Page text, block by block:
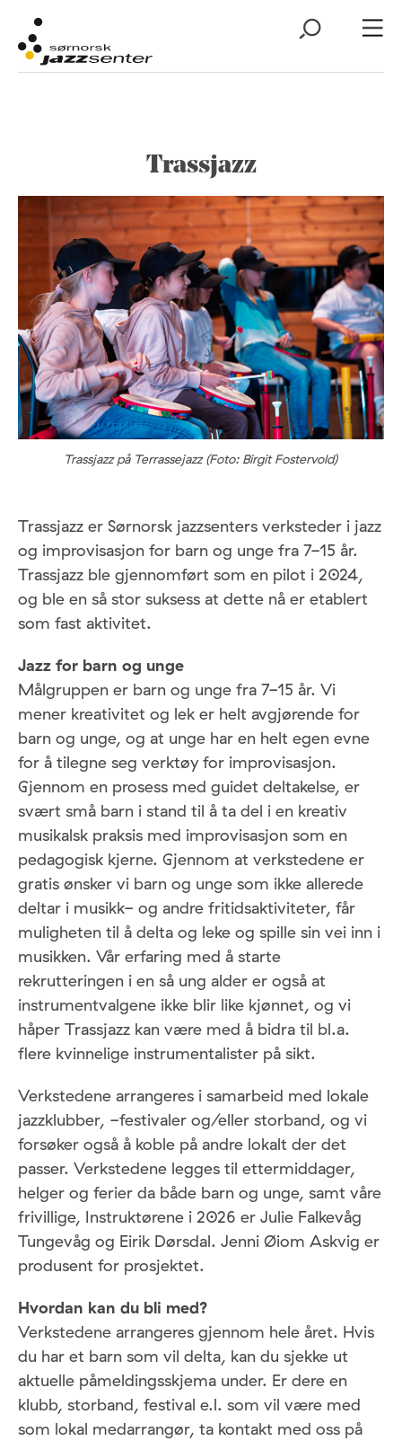
Trassjazz
Trassjazz på Terrassejazz (Foto: Birgit Fostervold)
Trassjazz er Sørnorsk jazzsenters verksteder i jazz
og improvisasjon for barn og unge fra 7-15 år.
Trassjazz ble gjennomført som en pilot i 2024,
og ble en så stor suksess at dette nå er etablert
som fast aktivitet.
Jazz for barn og unge
Målgruppen er barn og unge fra 7-15 år. Vi
mener kreativitet og lek er helt avgjørende for
barn og unge, og at unge har en helt egen evne
for å tilegne seg verktøy for improvisasjon.
Gjennom en prosess med guidet deltakelse, er
svært små barn i stand til å ta del i en kreativ
musikalsk praksis med improvisasjon som en
pedagogisk kjerne. Gjennom at verkstedene er
gratis ønsker vi barn og unge som ikke allerede
deltar i musikk- og andre fritidsaktiviteter, får
muligheten til å delta og leke og spille sin vei inn i
musikken. Vår erfaring med å starte
rekrutteringen i en så ung alder er også at
instrumentvalgene ikke blir like kjønnet, og vi
håper Trassjazz kan være med å bidra til bl.a.
flere kvinnelige instrumentalister på sikt.
Verkstedene arrangeres i samarbeid med lokale
jazzklubber, -festivaler og/eller storband, og vi
forsøker også å koble på andre lokalt der det
passer. Verkstedene legges til ettermiddager,
helger og ferier da både barn og unge, samt våre
frivillige, Instruktørene i 2026 er Julie Falkevåg
Tungevåg og Eirik Dørsdal. Jenni Øiom Askvig er
produsent for prosjektet.
Hvordan kan du bli med?
Verkstedene arrangeres gjennom hele året. Hvis
du har et barn som vil delta, kan du sjekke ut
aktuelle påmeldingsskjema under. Er dere en
klubb, storband, festival e.l. som vil være med
som lokal medarrangør, ta kontakt med oss på